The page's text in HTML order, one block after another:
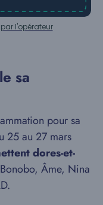
l'opérateur
sa
pour sa
25 au 27 mars
dores-et-
Âme, Nina